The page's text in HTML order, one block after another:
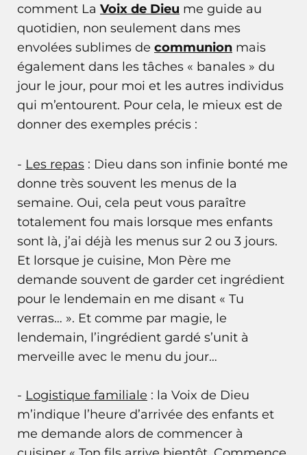
comment La Voix de Dieu me guide au
quotidien, non seulement dans mes
envolées sublimes de communion mais
également dans les tâches « banales » du
jour le jour, pour moi et les autres individus
qui m’entourent. Pour cela, le mieux est de
donner des exemples précis :
- Les repas : Dieu dans son infinie bonté me
donne très souvent les menus de la
semaine. Oui, cela peut vous paraître
totalement fou mais lorsque mes enfants
sont là, j’ai déjà les menus sur 2 ou 3 jours.
Et lorsque je cuisine, Mon Père me
demande souvent de garder cet ingrédient
pour le lendemain en me disant « Tu
verras… ». Et comme par magie, le
lendemain, l’ingrédient gardé s’unit à
merveille avec le menu du jour…
- Logistique familiale : la Voix de Dieu
m’indique l’heure d’arrivée des enfants et
me demande alors de commencer à